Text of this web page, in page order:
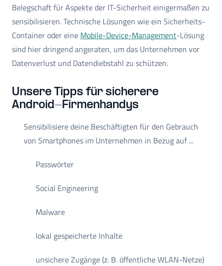
Belegschaft für Aspekte der IT-Sicherheit einigermaßen zu
sensibilisieren. Technische Lösungen wie ein Sicherheits-
Container oder eine Mobile-Device-Management-Lösung
sind hier dringend angeraten, um das Unternehmen vor
Datenverlust und Datendiebstahl zu schützen.
Unsere Tipps für sicherere
Android-Firmenhandys
Sensibilisiere deine Beschäftigten für den Gebrauch
von Smartphones im Unternehmen in Bezug auf ...
Passwörter
Social Engineering
Malware
lokal gespeicherte Inhalte
unsichere Zugänge (z. B. öffentliche WLAN-Netze)